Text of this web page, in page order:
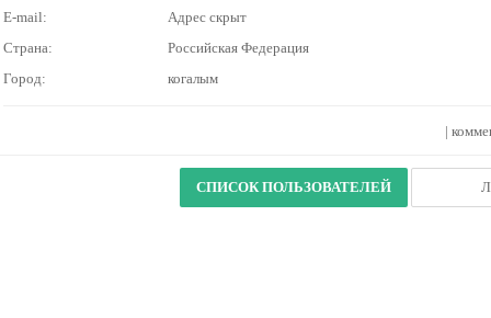
E-mail:
Адрес скрыт
Страна:
Российская Федерация
Город:
когалым
|